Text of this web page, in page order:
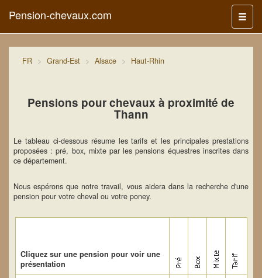
Menu
Pension-chevaux.com
FR Grand-Est Alsace Haut-Rhin
Pensions pour chevaux à proximité de
Thann
Le tableau ci-dessous résume les tarifs et les principales prestations
proposées : pré, box, mixte par les pensions équestres inscrites dans
ce département.
Nous espérons que notre travail, vous aidera dans la recherche d'une
pension pour votre cheval ou votre poney.
Cliquez sur une pension pour voir une
présentation